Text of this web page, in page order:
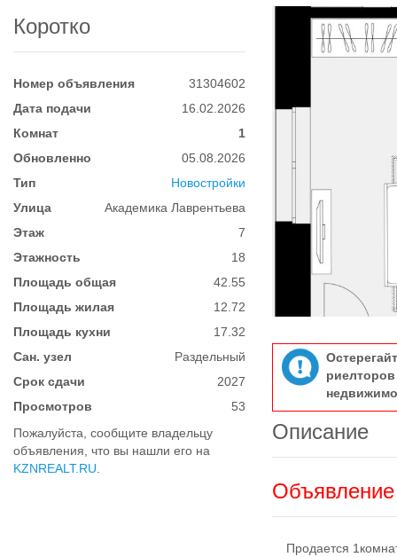
Коротко
Номер объявления
31304602
Дата подачи
16.02.2026
Комнат
1
Обновленно
05.08.2026
Тип
Новостройки
Улица
Академика Лаврентьева
Этаж
7
Этажность
18
Площадь общая
42.55
Площадь жилая
12.72
Площадь кухни
17.32
Сан. узел
Раздельный
Срок сдачи
2027
Просмотров
53
Пожалуйста, сообщите владельцу
объявления, что вы нашли его на
KZNREALT.RU
Описание
Объявление
Продается